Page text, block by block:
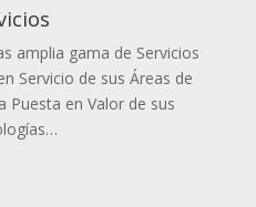
amplia gama de Servicios
Servicio de sus Áreas de
Puesta en Valor de sus